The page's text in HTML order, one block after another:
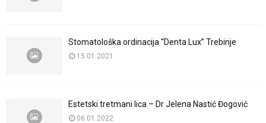
Stomatološka ordinacija “Denta Lux” Trebinje
15.01.2021
Estetski tretmani lica – Dr Jelena Nastić Đogović
06.01.2022